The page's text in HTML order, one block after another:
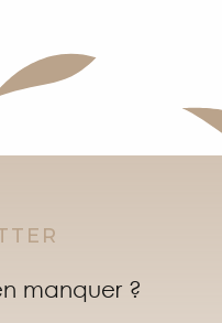
manquer ?